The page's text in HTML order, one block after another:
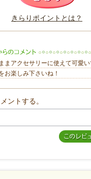
になりましたか？
きらりポイントとは？
まアクセサリーに使えて可愛
お楽しみ下さいね！
ントする。